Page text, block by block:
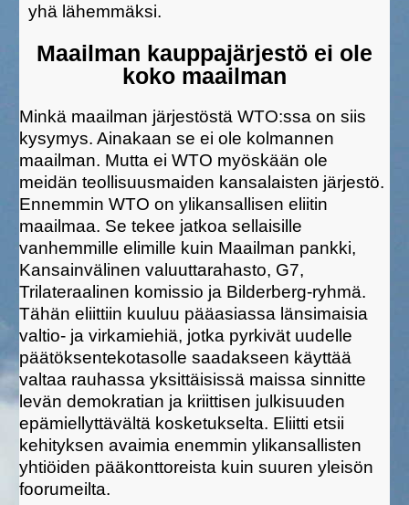
yhä lähemmäksi.
Maailman kauppajärjestö ei ole
koko maailman
Minkä maailman järjestöstä WTO:ssa on siis
kysymys. Ainakaan se ei ole kolmannen
maailman. Mutta ei WTO myöskään ole
meidän teollisuusmaiden kansalaisten järjestö.
Ennemmin WTO on ylikansallisen eliitin
maailmaa. Se tekee jatkoa sellaisille
vanhemmille elimille kuin Maailman pankki,
Kansainvälinen valuuttarahasto, G7,
Trilateraalinen komissio ja Bilderberg-ryhmä.
Tähän eliittiin kuuluu pääasiassa länsimaisia
valtio- ja virkamiehiä, jotka pyrkivät uudelle
päätöksentekotasolle saadakseen käyttää
valtaa rauhassa yksittäisissä maissa sinnitte
levän demokratian ja kriittisen julkisuuden
epämiellyttävältä kosketukselta. Eliitti etsii
kehityksen avaimia enemmin ylikansallisten
yhtiöiden pääkonttoreista kuin suuren yleisön
foorumeilta.